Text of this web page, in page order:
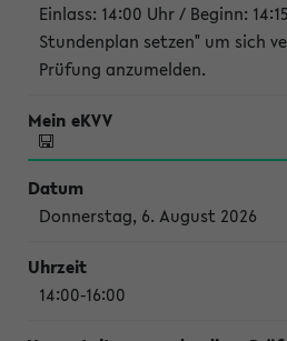
Einlass: 14:00 Uhr / Beginn:
Stundenplan setzen" um sich
Prüfung anzumelden.
Donnerstag, 6. August 2026
14:00-16:00